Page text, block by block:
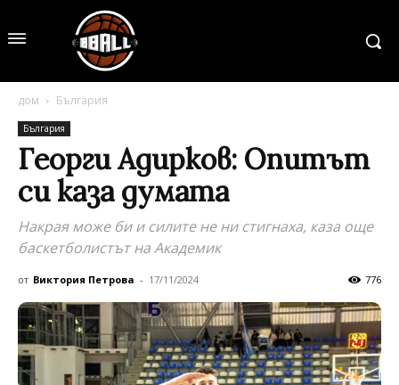
дом България
България
Георги Адирков: Опитът
си каза думата
Накрая може би и силите не ни стигнаха, каза още
баскетболистът на Академик
от Виктория Петрова - 17/11/2024 776